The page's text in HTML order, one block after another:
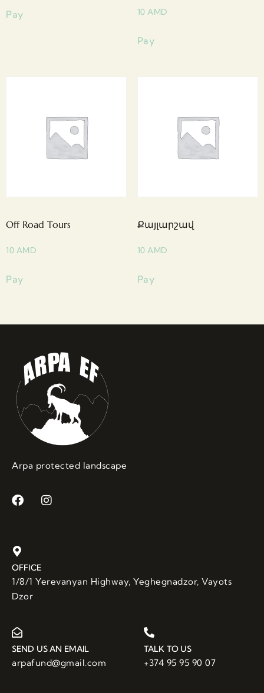
Pay 10 AMD
Pay
Off Road Tours
10 AMD
Pay
Քայլարշավ
10 AMD
Pay
Arpa protected landscape
OFFICE
1/8/1 Yerevanyan Highway, Yeghegnadzor, Vayots
Dzor
SEND US AN EMAIL
arpafund@gmail.com
TALK TO US
+374 95 95 90 07